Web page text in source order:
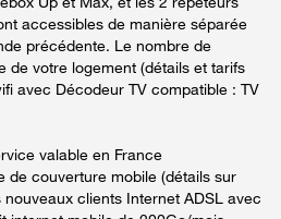
accessibles de manière séparée
précédente. Le nombre de
de votre logement (détails et tarifs
avec Décodeur TV compatible : TV
valable en France
de couverture mobile (détails sur
clients Internet ADSL avec